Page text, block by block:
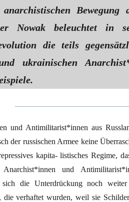
Bewegung
Nowak beleuchtet in
die teils
ukrainischen
und Antimilitarist*innen aus
der russischen Armee keine
kapita- listisches Regime,
und
sich die Unterdrückung noch
die verhaftet wurden, weil sie